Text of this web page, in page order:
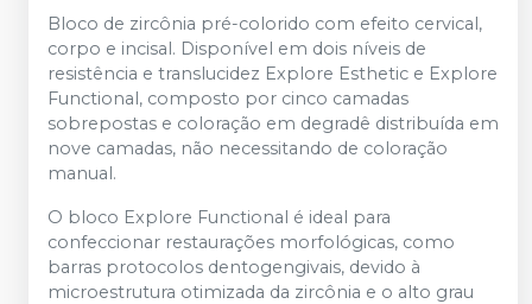
Bloco de zircônia pré-colorido com efeito cervical,
corpo e incisal. Disponível em dois níveis de
resistência e translucidez Explore Esthetic e Explore
Functional, composto por cinco camadas
sobrepostas e coloração em degradê distribuída em
nove camadas, não necessitando de coloração
manual.
O bloco Explore Functional é ideal para
confeccionar restaurações morfológicas, como
barras protocolos dentogengivais, devido à
microestrutura otimizada da zircônia e o alto grau